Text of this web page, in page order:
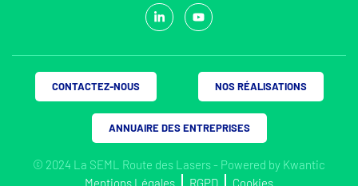
© 2024 La SEML Route des Lasers - Powered by Kwantic
Mentions Légales
RGPD Cookies
CONTACTEZ-NOUS NOS RÉALISATIONS
ANNUAIRE DES ENTREPRISES